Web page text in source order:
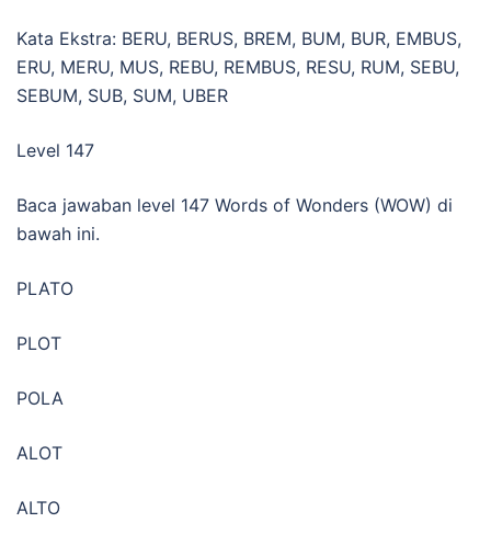
Kata Ekstra: BERU, BERUS, BREM, BUM, BUR, EMBUS,
ERU, MERU, MUS, REBU, REMBUS, RESU, RUM, SEBU,
SEBUM, SUB, SUM, UBER
Level 147
Baca jawaban level 147 Words of Wonders (WOW) di
bawah ini.
PLATO
PLOT
POLA
ALOT
ALTO